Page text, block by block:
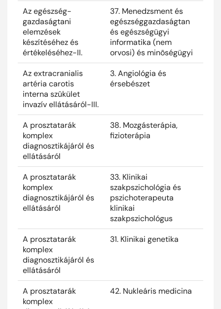
Az egészség-
gazdaságtani
elemzések
készítéséhez és
értékeléséhez-II.
37. Menedzsment és
egészséggazdaságtan
és egészségügyi
informatika (nem
orvosi) és minõségügyi
Az extracranialis
artéria carotis
interna szûkület
invazív ellátásáról-III.
3. Angiológia és
érsebészet
A prosztatarák
komplex
diagnosztikájáról és
ellátásáról
38. Mozgásterápia,
fizioterápia
A prosztatarák
komplex
diagnosztikájáról és
ellátásáról
33. Klinikai
szakpszichológia és
pszichoterapeuta
klinikai
szakpszichológus
A prosztatarák
komplex
diagnosztikájáról és
ellátásáról
31. Klinikai genetika
A prosztatarák
komplex
42. Nukleáris medicina